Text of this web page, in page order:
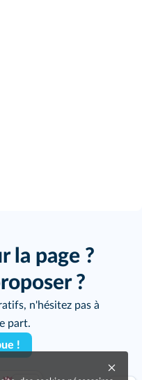
la page ?
?
n'hésitez pas à
part.
!